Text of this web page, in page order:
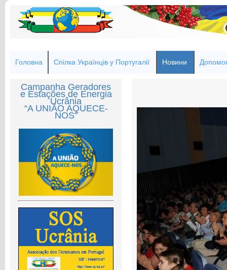
Головна Спілка Українців у Португалії Новини
Campanha Geradores
e Estações de Energia
Ucrânia
“A UNIÃO AQUECE-
NOS”